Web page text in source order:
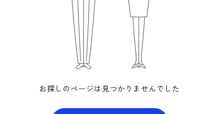
お探しのページは見つかりませんでした